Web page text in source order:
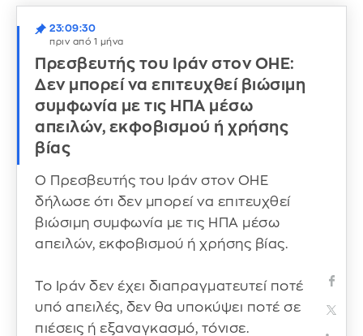
23:09:30
πριν από 1 μήνα
Πρεσβευτής του Ιράν στον ΟΗΕ:
Δεν μπορεί να επιτευχθεί βιώσιμη
συμφωνία με τις ΗΠΑ μέσω
απειλών, εκφοβισμού ή χρήσης
βίας
Ο Πρεσβευτής του Ιράν στον ΟΗΕ
δήλωσε ότι δεν μπορεί να επιτευχθεί
βιώσιμη συμφωνία με τις ΗΠΑ μέσω
απειλών, εκφοβισμού ή χρήσης βίας.
Το Ιράν δεν έχει διαπραγματευτεί ποτέ
υπό απειλές, δεν θα υποκύψει ποτέ σε
πιέσεις ή εξαναγκασμό, τόνισε.